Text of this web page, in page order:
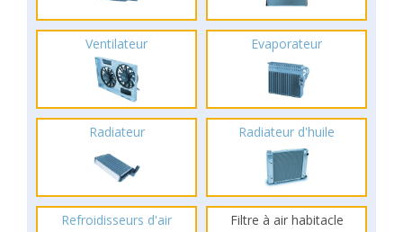
Ventilateur Evaporateur
Radiateur Radiateur d'huile
Refroidisseurs d'air Filtre à air habitacle